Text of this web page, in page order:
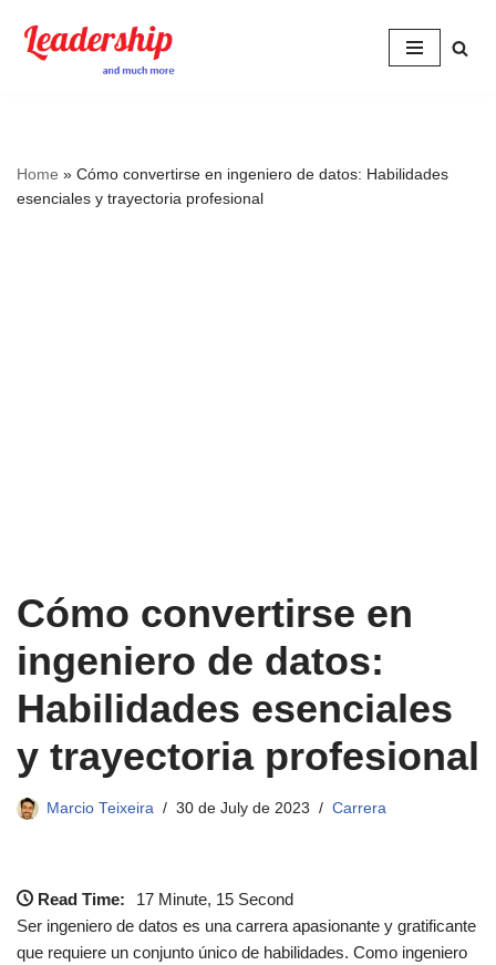
Skip
Home » Cómo convertirse en ingeniero de datos: Habilidades
esenciales y trayectoria profesional
Cómo convertirse en
ingeniero de datos:
Habilidades esenciales
y trayectoria profesional
Marcio Teixeira 30 de July de 2023 Carrera
Read Time:
17 Minute, 15 Second
Ser ingeniero de datos es una carrera apasionante y gratificante
que requiere un conjunto único de habilidades. Como ingeniero